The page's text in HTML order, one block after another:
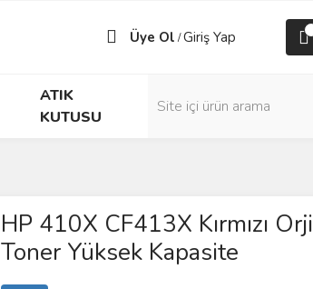
Üye Ol /Giriş Yap
ATIK
KUTUSU
HP 410X CF413X Kırmızı
Toner Yüksek Kapasite